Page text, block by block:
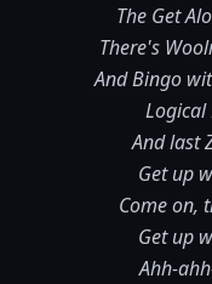
The Get
There's
And Bingo
And last
Get up
Come on,
Get up
Ahh-